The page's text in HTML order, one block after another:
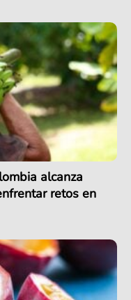
alcanza
retos en